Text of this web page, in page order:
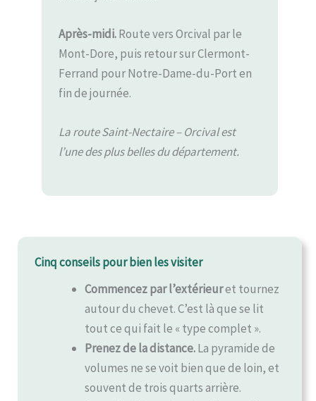
Après-midi.Route vers Orcival par le
Mont-Dore, puis retour sur Clermont-
Ferrand pour Notre-Dame-du-Port en
fin de journée.
La route Saint-Nectaire – Orcival est
l’une des plus belles du département.
Cinq conseils pour bien les visiter
Commencez par l’extérieuret tournez
autour du chevet. C’est là que se lit
tout ce qui fait le « type complet ».
Prenez de la distance.La pyramide de
volumes ne se voit bien que de loin, et
souvent de trois quarts arrière.